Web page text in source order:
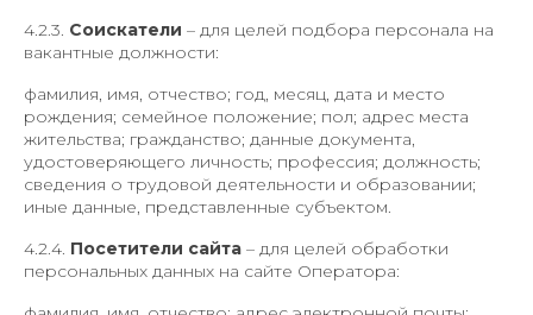
4.2.3. Соискатели – для целей подбора персонала на
вакантные должности:
фамилия, имя, отчество; год, месяц, дата и место
рождения; семейное положение; пол; адрес места
жительства; гражданство; данные документа,
удостоверяющего личность; профессия; должность;
сведения о трудовой деятельности и образовании;
иные данные, представленные субъектом.
4.2.4. Посетители сайта – для целей обработки
персональных данных на сайте Оператора: